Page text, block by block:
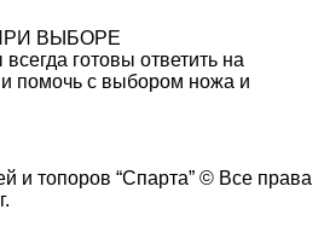
ВЫБОРЕ
готовы ответить на
помочь с выбором ножа и
и топоров “Спарта” © Все права